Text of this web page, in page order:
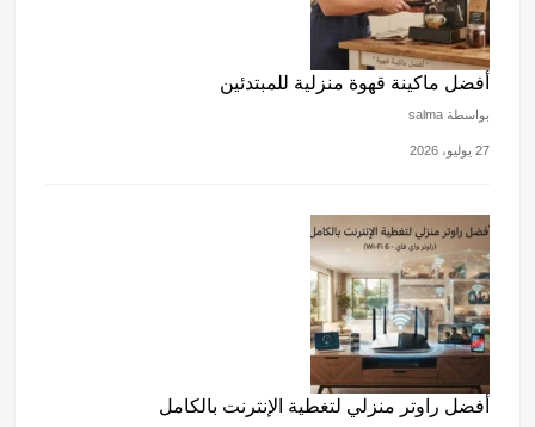
أفضل ماكينة قهوة منزلية للمبتدئين
بواسطة salma
27 يوليو، 2026
أفضل راوتر منزلي لتغطية الإنترنت بالكامل